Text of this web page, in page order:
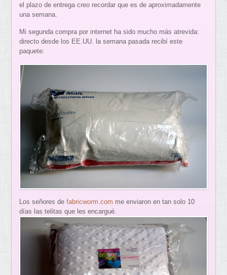
el plazo de entrega creo recordar que es de aproximadamente
una semana.
Mi segunda compra por internet ha sido mucho más atrevida:
directo desde los EE.UU. la semana pasada recibí este
paquete:
Los señores defabricworm.com me enviaron en tan solo 10
días las telitas que les encargué.